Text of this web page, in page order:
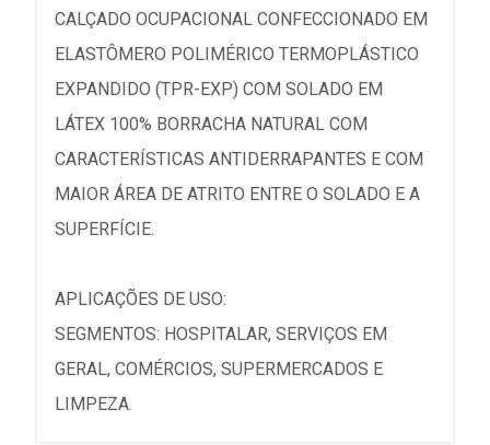
CALÇADO OCUPACIONAL CONFECCIONADO EM
ELASTÔMERO POLIMÉRICO TERMOPLÁSTICO
EXPANDIDO (TPR-EXP) COM SOLADO EM
LÁTEX 100% BORRACHA NATURAL COM
CARACTERÍSTICAS ANTIDERRAPANTES E COM
MAIOR ÁREA DE ATRITO ENTRE O SOLADO E A
SUPERFÍCIE.
APLICAÇÕES DE USO:
SEGMENTOS: HOSPITALAR, SERVIÇOS EM
GERAL, COMÉRCIOS, SUPERMERCADOS E
LIMPEZA.